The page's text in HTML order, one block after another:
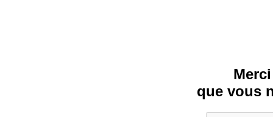
que vous